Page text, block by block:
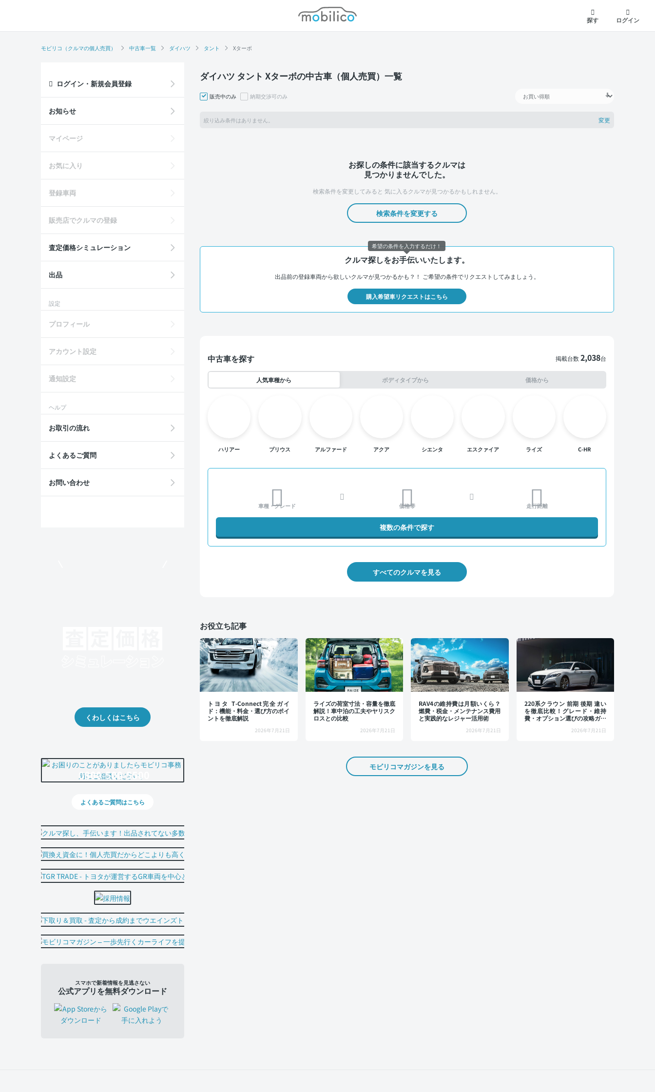
モビリコ
探す
ログイン
モビリコ（クルマの個人売買） 中古車一覧 ダイハツ タント Xターボ
ダイハツ タント Xターボの中古車（個人売買）一覧
販売中のみ 納期交渉可のみ
絞り込み条件はありません。 変更
お探しの条件に該当するクルマは
見つかりませんでした。
検索条件を変更してみると 気に入るクルマが見つかるかもしれません。
検索条件を変更する
クルマ探しをお手伝いいたします。
出品前の登録車両から欲しいクルマが見つかるかも？！ ご希望の条件でリクエストしてみましょう。
購入希望車リクエストはこちら
中古車を探す 掲載台数2,038台
人気車種から ボディタイプから 価格から
ハリアー プリウス アルファード アクア シエンタ エスクァイア ライズ C-HR
車種・グレード 価格帯 走行距離
複数の条件で探す
すべてのクルマを見る
お役立ち記事
トヨタ T-Connect完全ガイ
ド：機能・料金・選び方のポイ
ントを徹底解説
2026年7月21日
ライズの荷室寸法・容量を徹底
解説！車中泊の工夫やヤリスク
ロスとの比較
2026年7月21日
RAV4の維持費は月額いくら？
燃費・税金・メンテナンス費用
と実践的なレジャー活用術
2026年7月21日
220系クラウン 前期 後期 違い
を徹底比較！グレード・維持
費・オプション選びの攻略ガイ
2026年7月21日
モビリコマガジンを見る
ログイン・新規会員登録
お知らせ
マイページ
お気に入り
登録車両
販売店でクルマの登録
査定価格シミュレーション
出品
設定
プロフィール
アカウント設定
通知設定
ヘルプ
お取引の流れ
よくあるご質問
お問い合わせ
くわしくはこちら
0800-500-5500
よくあるご質問はこちら
スマホで新着情報を見逃さない
公式アプリを無料ダウンロード
希望の条件を入力するだけ！